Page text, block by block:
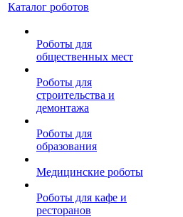
Каталог роботов
Роботы для
общественных мест
Роботы для
строительства и
демонтажа
Роботы для
образования
Медицинские роботы
Роботы для кафе и
ресторанов